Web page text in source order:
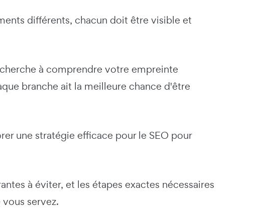
différents, chacun doit être visible et
à comprendre votre empreinte
branche ait la meilleure chance d'être
une stratégie efficace pour le SEO pour
à éviter, et les étapes exactes nécessaires
servez.